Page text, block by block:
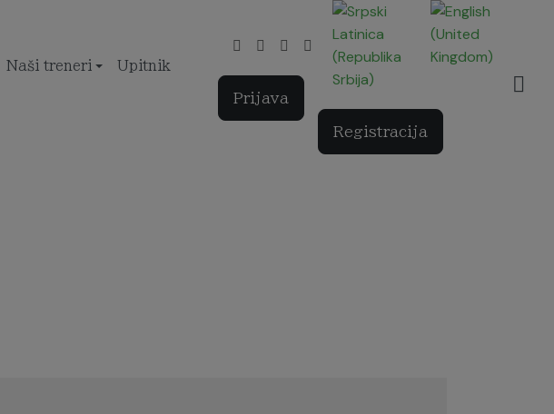
Naši treneri Upitnik
Prijava
Izaberite vaš jezik
Registracija